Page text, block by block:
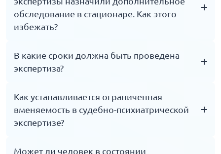
обследование в стационаре. Как этого
избежать?
Согласно действующему законодательству, если
врач, которые проводил амбулаторное
обследования для ответа на все поставленные
вопросы, суд помещает подсудимого в стационар.
Адвокат может подать ходатайство об отмене этой
Возможность избежать стационарного
В какие сроки должна быть проведена
экспертиза?
Амбулаторная судебно-психиатрическая
экспертиза проводится не более 20 дней с
момента получения постановления о назначении
Как устанавливается ограниченная
вменяемость в судебно-психиатрической
экспертизе?
Проводится комплексная судебная психолого-
Может ли человек в состоянии